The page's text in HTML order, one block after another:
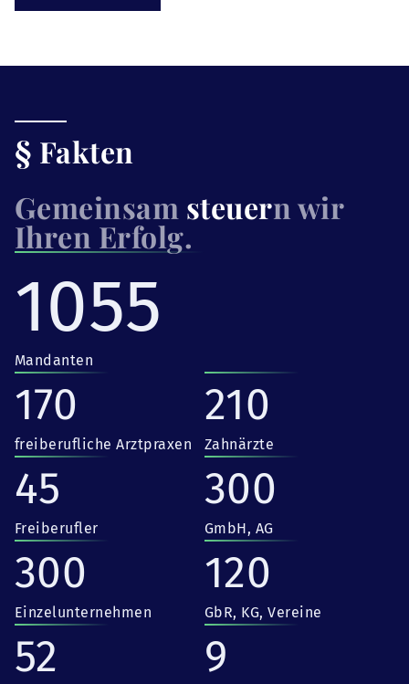
§ Fakten
Gemeinsam steuern wir
Ihren Erfolg.
1055
Mandanten
170
freiberufliche Arztpraxen
210
Zahnärzte
45
Freiberufler
300
GmbH, AG
300
Einzelunternehmen
120
GbR, KG, Vereine
52 9